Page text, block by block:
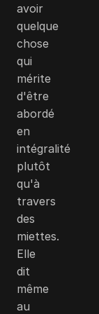
avoir
quelque
chose
qui
mérite
d'être
abordé
en
intégralité
plutôt
qu'à
travers
des
miettes.
Elle
dit
même
au